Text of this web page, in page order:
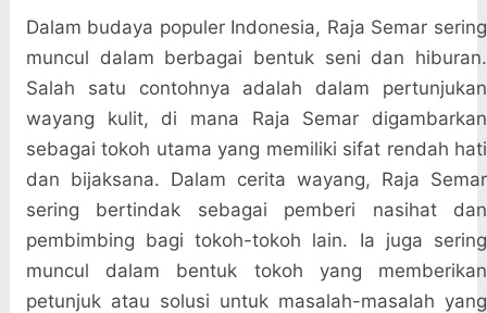
Dalam budaya populer Indonesia, Raja Semar sering
muncul dalam berbagai bentuk seni dan hiburan.
Salah satu contohnya adalah dalam pertunjukan
wayang kulit, di mana Raja Semar digambarkan
sebagai tokoh utama yang memiliki sifat rendah hati
dan bijaksana. Dalam cerita wayang, Raja Semar
sering bertindak sebagai pemberi nasihat dan
pembimbing bagi tokoh-tokoh lain. Ia juga sering
muncul dalam bentuk tokoh yang memberikan
petunjuk atau solusi untuk masalah-masalah yang